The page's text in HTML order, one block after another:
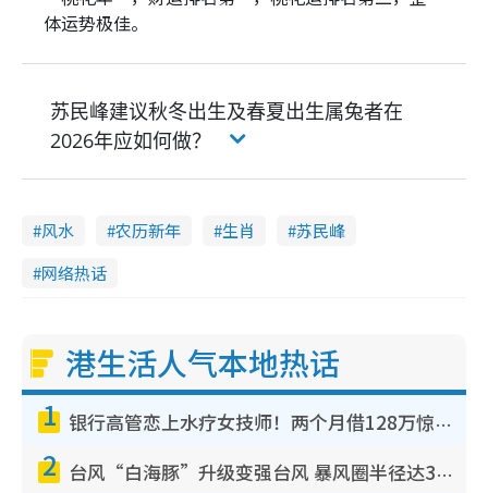
体运势极佳。
苏民峰建议秋冬出生及春夏出生属兔者在
2026年应如何做？
风水 农历新年 生肖
苏民峰
网络热话
港生活人气本地热话
1 银行高管恋上水疗女技师！两个月借128万惊觉“沉船”沉落火海 揭背后疑似邪教操控卖淫
2 台风“白海豚”升级变强台风 暴风圈半径达320公里 面积足以覆盖多个城市